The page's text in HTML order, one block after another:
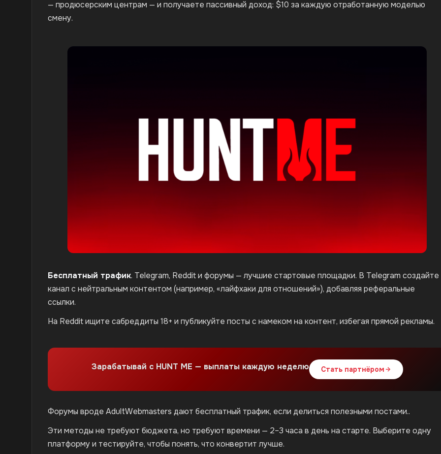
— продюсерским центрам — и получаете пассивный доход: $10 за каждую отработанную моделью
смену.
Бесплатный трафик. Telegram, Reddit и форумы — лучшие стартовые площадки. В Telegram создайте
канал с нейтральным контентом (например, «лайфхаки для отношений»), добавляя реферальные
ссылки.
На Reddit ищите сабреддиты 18+ и публикуйте посты с намеком на контент, избегая прямой рекламы.
Зарабатывай с HUNT ME — выплаты каждую неделю Стать партнёром
Форумы вроде AdultWebmasters дают бесплатный трафик, если делиться полезными постами..
Эти методы не требуют бюджета, но требуют времени — 2–3 часа в день на старте. Выберите одну
платформу и тестируйте, чтобы понять, что конвертит лучше.